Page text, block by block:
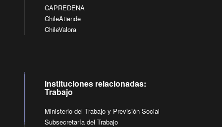
CAPREDENA
ChileAtiende
ChileValora
Instituciones relacionadas:
Trabajo
Ministerio del Trabajo y Previsión Social
Subsecretaría del Trabajo